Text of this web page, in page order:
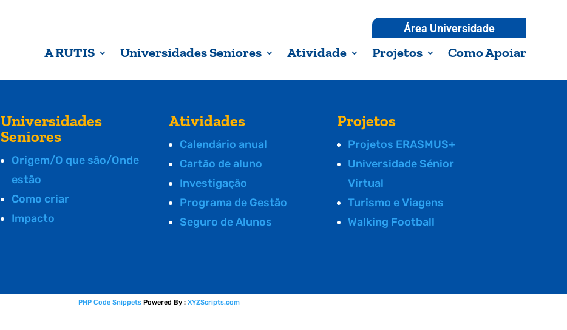
Área Universidade
A RUTIS Universidades Seniores Atividade Projetos Como Apoiar
Universidades
Seniores
Origem/O que são/Onde
estão
Como criar
Impacto
Atividades
Calendário anual
Cartão de aluno
Investigação
Programa de Gestão
Seguro de Alunos
Projetos
Projetos ERASMUS+
Universidade Sénior
Virtual
Turismo e Viagens
Walking Football
PHP Code Snippets Powered By : XYZScripts.com